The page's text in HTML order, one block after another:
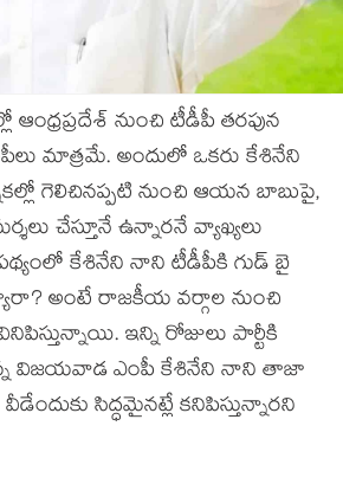
ఆంధ్రప్రదేశ్ నుంచి టీడీపీ తరపున
మాత్రమే. అందులో ఒకరు కేశినేని
గెలిచినప్పటి నుంచి ఆయన బాబుపై,
చేస్తూనే ఉన్నారనే వ్యాఖ్యలు
కేశినేని నాని టీడీపీకి గుడ్ బై
అంటే రాజకీయ వర్గాల నుంచి
ఇన్ని రోజులు పార్టీకి
విజయవాడ ఎంపీ కేశినేని నాని తాజా
సిద్ధమైనట్లే కనిపిస్తున్నారని